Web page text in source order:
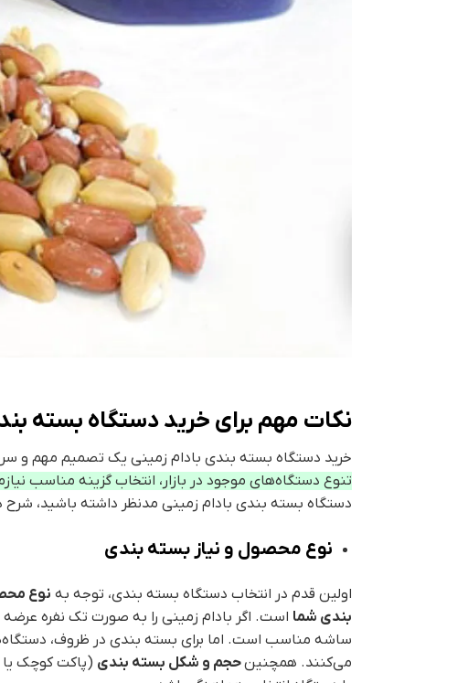
نکات مهم برای خرید دستگاه بسته
خرید دستگاه بسته بندی بادام زمینی یک تصمیم مهم و
تنوع دستگاه‌های موجود در بازار، انتخاب گزینه مناسب
دستگاه بسته بندی بادام زمینی مدنظر داشته باشید،
نوع محصول و نیاز بسته بندی
اولین قدم در انتخاب دستگاه بسته بندی، توجه به نوع
بندی شما است. اگر بادام زمینی را به صورت تک نفره
ساشه مناسب است. اما برای بسته بندی در ظروف،
می‌کنند. همچنینحجم و شکل بسته بندی (پاکت کوچک یا